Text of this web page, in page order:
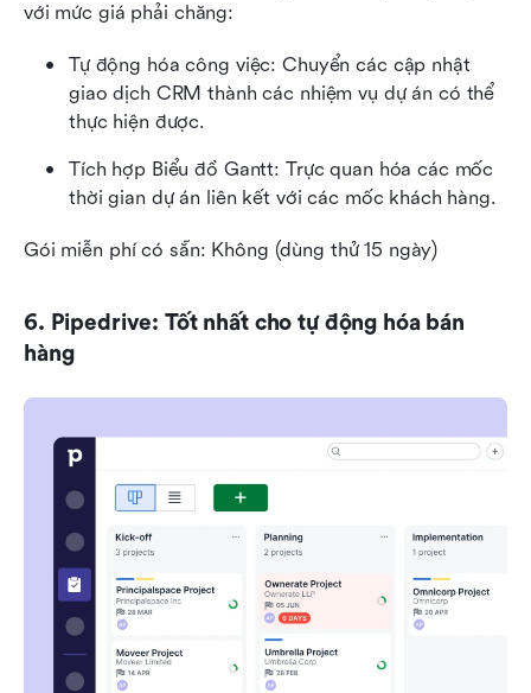
với mức giá phải chăng:
Tự động hóa công việc: Chuyển các cập nhật
giao dịch CRM thành các nhiệm vụ dự án có thể
thực hiện được.
Tích hợp Biểu đồ Gantt: Trực quan hóa các mốc
thời gian dự án liên kết với các mốc khách hàng.
Gói miễn phí có sẵn: Không (dùng thử 15 ngày)
6. Pipedrive: Tốt nhất cho tự động hóa bán
hàng